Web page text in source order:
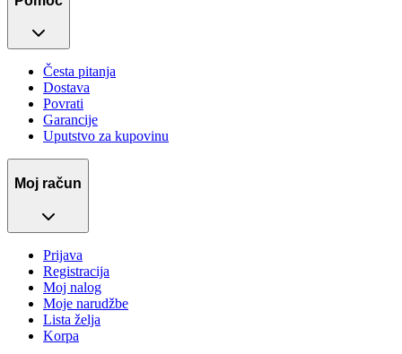
Česta pitanja
Dostava
Povrati
Garancije
Uputstvo za kupovinu
Moj račun
Prijava
Registracija
Moj nalog
Moje narudžbe
Lista želja
Korpa